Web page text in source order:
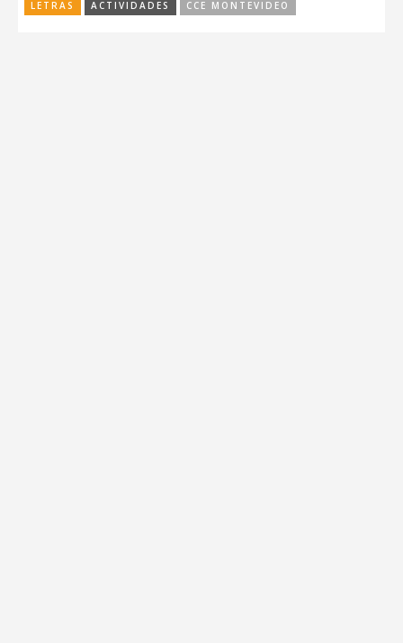
LETRAS ACTIVIDADES CCE MONTEVIDEO